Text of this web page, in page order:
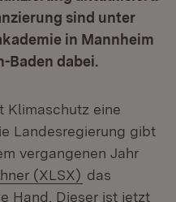
sind unter
in Mannheim
Baden dabei.
Klimaschutz eine
Landesregierung gibt
vergangenen Jahr
(XLSX) (Öffnet in
das
Hand. Dieser ist jetzt